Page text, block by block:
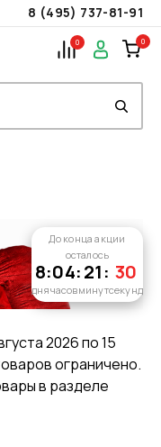
8 (495) 737-81-91
0 0
До конца акции
осталось
8:
дня
04:
часов
21:
минут
30
секунд
2026 по 15
ограничено.
в разделе